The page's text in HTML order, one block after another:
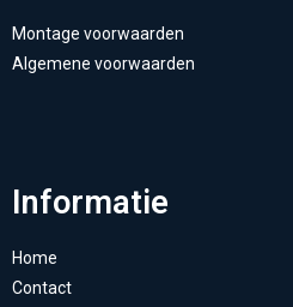
Montage voorwaarden
Algemene voorwaarden
Informatie
Home
Contact